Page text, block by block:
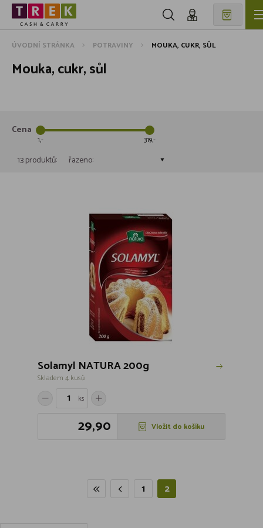
ÚVODNÍ STRÁNKA POTRAVINY MOUKA, CUKR, SŮL
Mouka, cukr, sůl
Cena
1 319
13 produktů: řazeno:
Solamyl NATURA 200g
Skladem 4 kusů
ks
29,90 Vložit do košíku
1 2